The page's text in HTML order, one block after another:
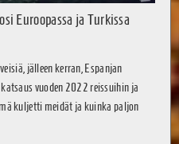
Euroopassa ja Turkissa
jälleen kerran, Espanjan
vuoden 2022 reissuihin ja
kuljetti meidät ja kuinka paljon